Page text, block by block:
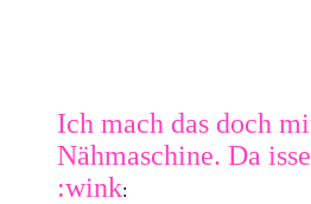
Ich mach das doch
Nähmaschine. Da
:wink: